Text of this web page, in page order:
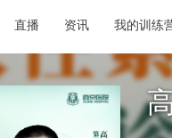
直播 资讯 我的训练